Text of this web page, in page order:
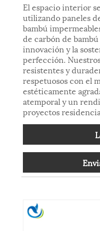
El espacio interior
utilizando paneles
bambú
de carbón de
innovación y la
perfección.
resistentes y
respetuosos con el
estéticamente
atemporal y un
proyectos